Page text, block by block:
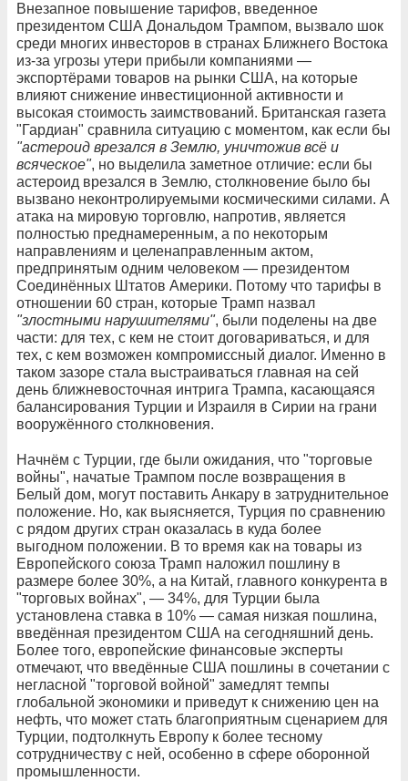
Внезапное повышение тарифов, введенное
президентом США Дональдом Трампом, вызвало шок
среди многих инвесторов в странах Ближнего Востока
из-за угрозы утери прибыли компаниями —
экспортёрами товаров на рынки США, на которые
влияют снижение инвестиционной активности и
высокая стоимость заимствований. Британская газета
"Гардиан" сравнила ситуацию с моментом, как если бы
"астероид врезался в Землю, уничтожив всё и
всяческое", но выделила заметное отличие: если бы
астероид врезался в Землю, столкновение было бы
вызвано неконтролируемыми космическими силами. А
атака на мировую торговлю, напротив, является
полностью преднамеренным, а по некоторым
направлениям и целенаправленным актом,
предпринятым одним человеком — президентом
Соединённых Штатов Америки. Потому что тарифы в
отношении 60 стран, которые Трамп назвал
"злостными нарушителями", были поделены на две
части: для тех, с кем не стоит договариваться, и для
тех, с кем возможен компромиссный диалог. Именно в
таком зазоре стала выстраиваться главная на сей
день ближневосточная интрига Трампа, касающаяся
балансирования Турции и Израиля в Сирии на грани
вооружённого столкновения.
Начнём с Турции, где были ожидания, что "торговые
войны", начатые Трампом после возвращения в
Белый дом, могут поставить Анкару в затруднительное
положение. Но, как выясняется, Турция по сравнению
с рядом других стран оказалась в куда более
выгодном положении. В то время как на товары из
Европейского союза Трамп наложил пошлину в
размере более 30%, а на Китай, главного конкурента в
"торговых войнах", — 34%, для Турции была
установлена ставка в 10% — самая низкая пошлина,
введённая президентом США на сегодняшний день.
Более того, европейские финансовые эксперты
отмечают, что введённые США пошлины в сочетании с
негласной "торговой войной" замедлят темпы
глобальной экономики и приведут к снижению цен на
нефть, что может стать благоприятным сценарием для
Турции, подтолкнуть Европу к более тесному
сотрудничеству с ней, особенно в сфере оборонной
промышленности.